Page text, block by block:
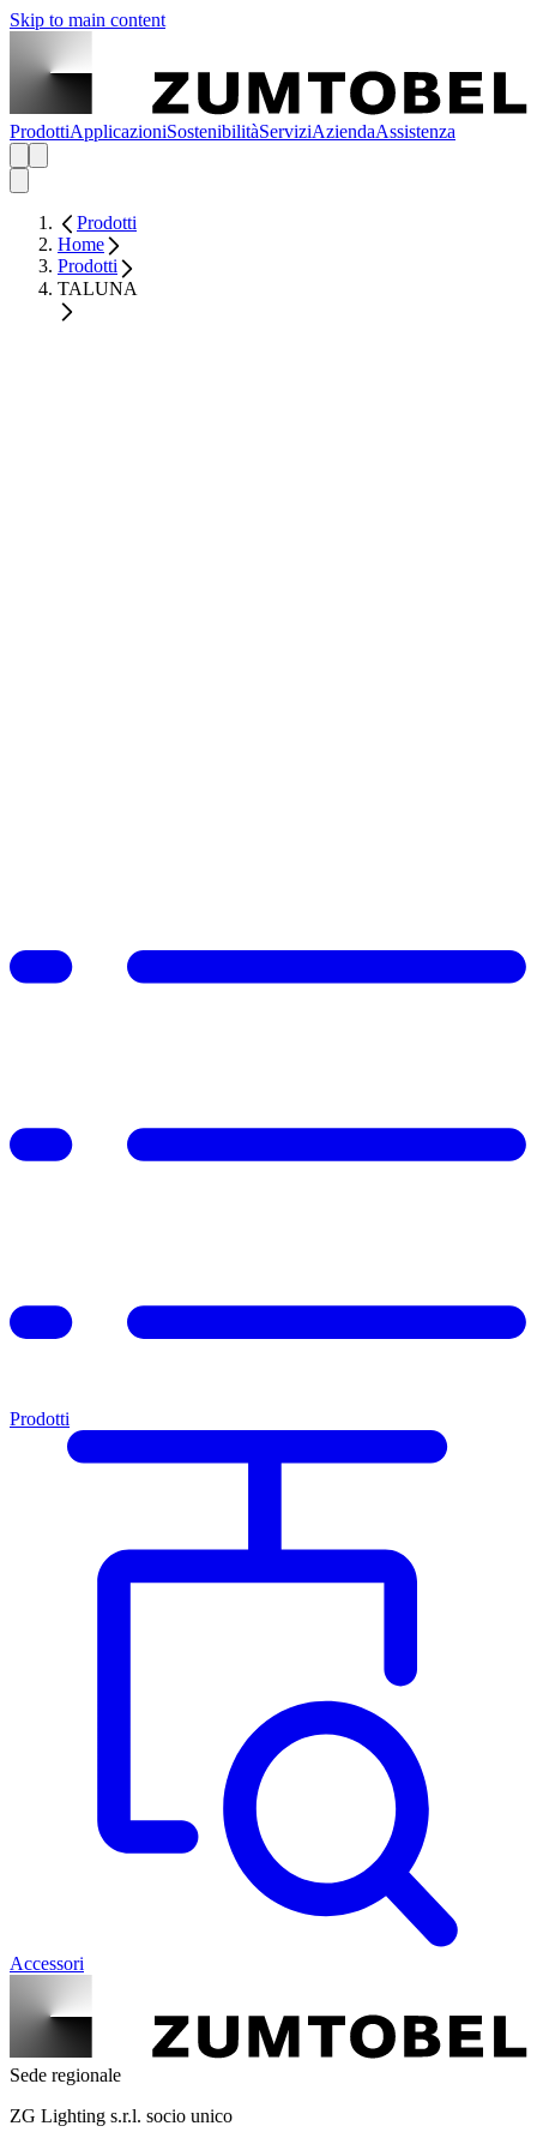
Skip to main content
ProdottiApplicazioniSostenibilitàServiziAziendaAssistenza
Prodotti
Home
Prodotti
TALUNA
Prodotti
Accessori
Sede regionale
ZG Lighting s.r.l. socio unico